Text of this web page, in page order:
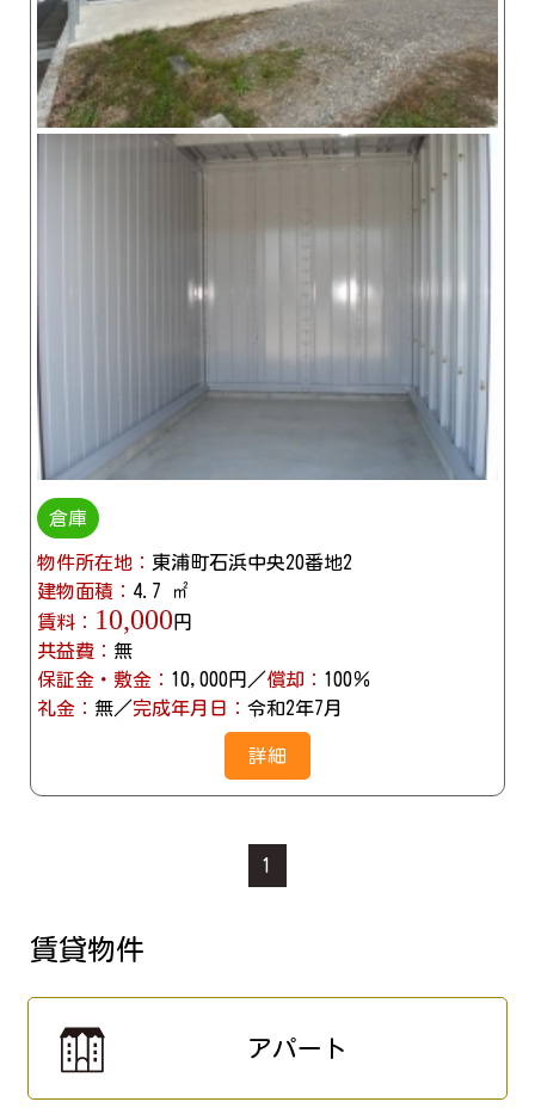
倉庫
物件所在地： 東浦町石浜中央20番地2
建物面積： 4.7 ㎡
賃料： 10,000円
共益費： 無
保証金・敷金： 10,000円／償却： 100％
礼金： 無／完成年月日： 令和2年7月
詳細
1
賃貸物件
アパート